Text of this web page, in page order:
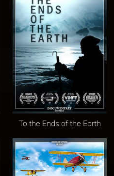
To the Ends of the Earth